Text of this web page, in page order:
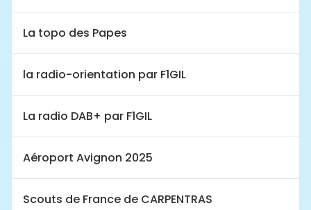
La topo des Papes
la radio-orientation par F1GIL
La radio DAB+ par F1GIL
Aéroport Avignon 2025
Scouts de France de CARPENTRAS